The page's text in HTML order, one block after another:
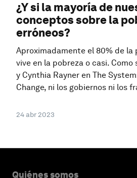
¿Y si la mayoría de
conceptos sobre la
erróneos?
Aproximadamente el 80% de la
vive en la pobreza o casi. Como
y Cynthia Rayner en The
Change, ni los gobiernos ni los
24 abr 2023
Quiénes somos